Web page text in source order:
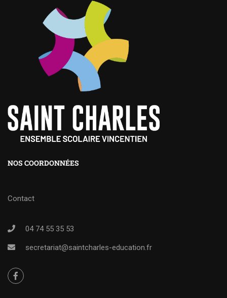
NOS COORDONNÉES
Contact
04 74 55 35 53
secretariat@saintcharles-education.fr